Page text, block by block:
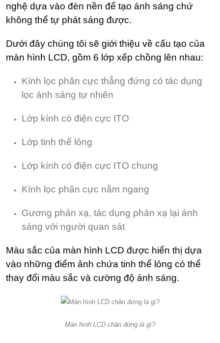
nghệ dựa vào đèn nền để tạo ánh sáng chứ
không thể tự phát sáng được.
Dưới đây chúng tôi sẽ giới thiệu về cấu tạo của
màn hình LCD, gồm 6 lớp xếp chồng lên nhau:
Kính lọc phân cực thẳng đứng có tác dụng
lọc ánh sáng tự nhiên
Lớp kính có điện cực ITO
Lớp tinh thể lỏng
Lớp kính có điện cực ITO chung
Kính lọc phân cực nằm ngang
Gương phản xạ, tác dụng phản xạ lại ánh
sáng với người quan sát
Màu sắc của màn hình LCD được hiển thị dựa
vào những điểm ảnh chứa tinh thể lỏng có thể
thay đổi màu sắc và cường độ ánh sáng.
Màn hình LCD chân đứng là gì?